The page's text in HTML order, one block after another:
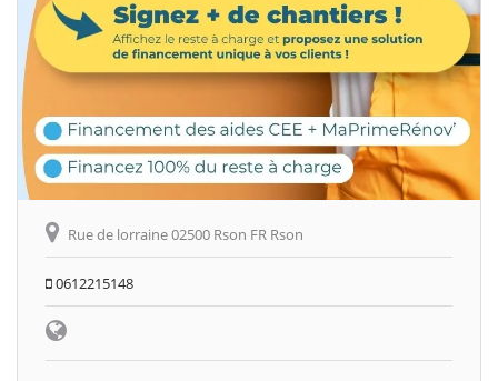
Rue de lorraine 02500 Rson FR Rson
0612215148